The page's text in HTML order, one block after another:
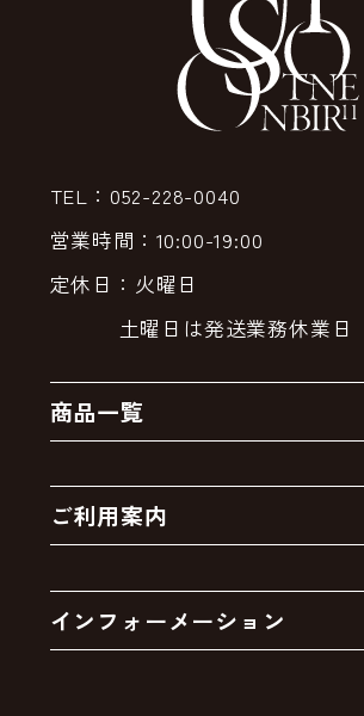
TEL：052-228-0040
営業時間：10:00-19:00
定休日：火曜日
土曜日は発送業務休業日
商品一覧
クーポン
卸販売・大量注文
アウトレットセール
ご利用案内
お支払いについて
インフォーメーション